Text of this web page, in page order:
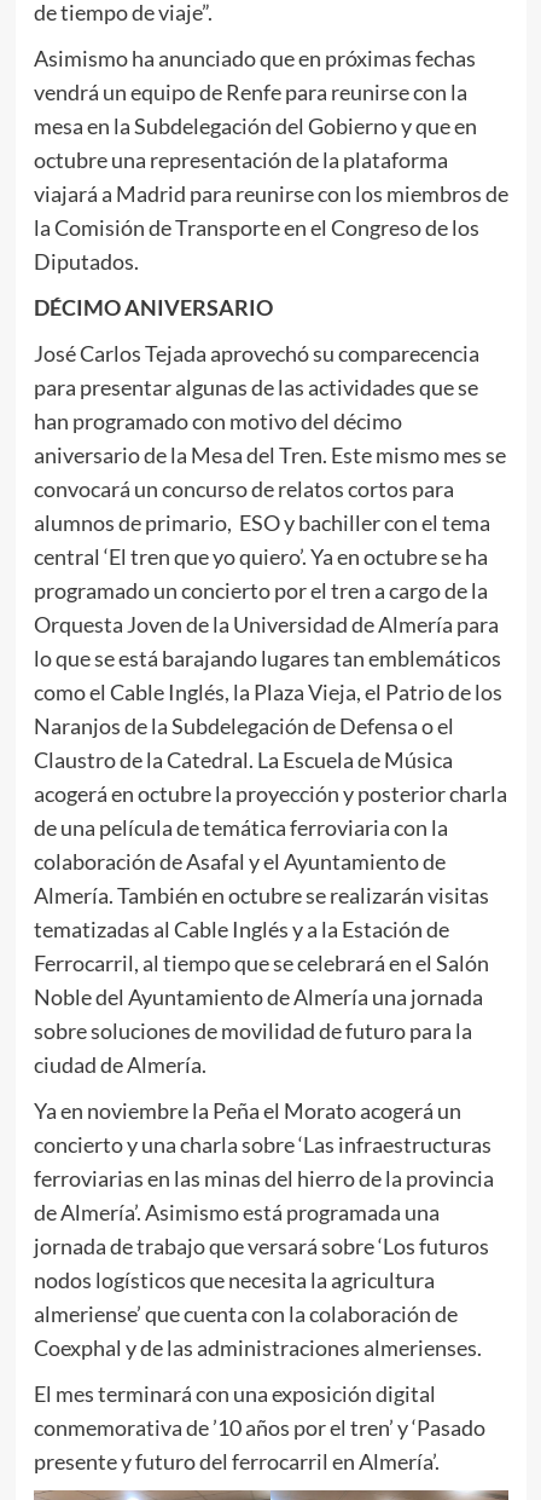
de tiempo de viaje”.
Asimismo ha anunciado que en próximas fechas
vendrá un equipo de Renfe para reunirse con la
mesa en la Subdelegación del Gobierno y que en
octubre una representación de la plataforma
viajará a Madrid para reunirse con los miembros de
la Comisión de Transporte en el Congreso de los
Diputados.
DÉCIMO ANIVERSARIO
José Carlos Tejada aprovechó su comparecencia
para presentar algunas de las actividades que se
han programado con motivo del décimo
aniversario de la Mesa del Tren. Este mismo mes se
convocará un concurso de relatos cortos para
alumnos de primario, ESO y bachiller con el tema
central ‘El tren que yo quiero’. Ya en octubre se ha
programado un concierto por el tren a cargo de la
Orquesta Joven de la Universidad de Almería para
lo que se está barajando lugares tan emblemáticos
como el Cable Inglés, la Plaza Vieja, el Patrio de los
Naranjos de la Subdelegación de Defensa o el
Claustro de la Catedral. La Escuela de Música
acogerá en octubre la proyección y posterior charla
de una película de temática ferroviaria con la
colaboración de Asafal y el Ayuntamiento de
Almería. También en octubre se realizarán visitas
tematizadas al Cable Inglés y a la Estación de
Ferrocarril, al tiempo que se celebrará en el Salón
Noble del Ayuntamiento de Almería una jornada
sobre soluciones de movilidad de futuro para la
ciudad de Almería.
Ya en noviembre la Peña el Morato acogerá un
concierto y una charla sobre ‘Las infraestructuras
ferroviarias en las minas del hierro de la provincia
de Almería’. Asimismo está programada una
jornada de trabajo que versará sobre ‘Los futuros
nodos logísticos que necesita la agricultura
almeriense’ que cuenta con la colaboración de
Coexphal y de las administraciones almerienses.
El mes terminará con una exposición digital
conmemorativa de ’10 años por el tren’ y ‘Pasado
presente y futuro del ferrocarril en Almería’.